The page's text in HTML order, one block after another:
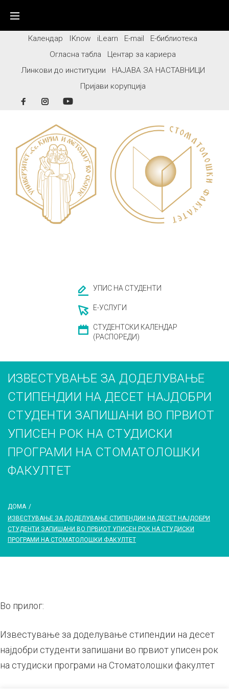
contentКалендар IKnow iLearn E-mail
Е-библиотека
Огласна табла
Центар за кариера
Линкови до институции
НАЈАВА ЗА НАСТАВНИЦИ
Пријави корупција
FacebookInstagram
УПИС НА СТУДЕНТИ
Е-УСЛУГИ
СТУДЕНТСКИ КАЛЕНДАР
(РАСПОРЕДИ)
ИЗВЕСТУВАЊЕ ЗА ДОДЕЛУВАЊЕ
СТИПЕНДИИ НА ДЕСЕТ НАЈДОБРИ
СТУДЕНТИ ЗАПИШАНИ ВО ПРВИОТ
УПИСЕН РОК НА СТУДИСКИ
ПРОГРАМИ НА СТОМАТОЛОШКИ
ФАКУЛТЕТ
ДОМА /
ИЗВЕСТУВАЊЕ ЗА ДОДЕЛУВАЊЕ СТИПЕНДИИ НА ДЕСЕТ НАЈДОБРИ
СТУДЕНТИ ЗАПИШАНИ ВО ПРВИОТ УПИСЕН РОК НА СТУДИСКИ
ПРОГРАМИ НА СТОМАТОЛОШКИ ФАКУЛТЕТ
Во прилог:
Известување за доделување стипендии на десет
најдобри студенти запишани во првиот уписен рок
на студиски програми на Стоматолошки факултет